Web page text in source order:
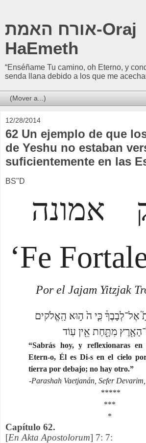
אורח האמת-Oraj
HaEmeth
“Enséñame Tu camino, oh Eterno, y
senda llana debido a los que me
12/28/2014
62 Un ejemplo de que
de Yeshu no estaban
suficientemente ​​en las
BS"D
אמונה
‘Fe
Por el Jajam Yitzjak
אֶל־לְבָבֶךָ֒ כִּ֤י ה֙ ה֣וּא הָֽאֱלֹקים
מִתָּ֑חַת אֵ֖ין עֽוֹד
“Sabrás hoy, y reflexionaras
Etern-o, Él es Di-s en el cielo
tierra por debajo; no hay otro.”
-Parashah Vaetjanán, Sefer
*****
***
*
Capítulo 62.
[En Akta Apostolorum] 7: 7: